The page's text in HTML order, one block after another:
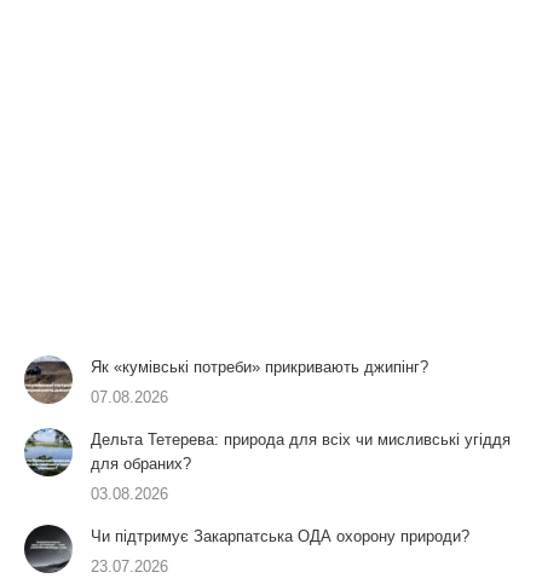
Як «кумівські потреби» прикривають джипінг?
07.08.2026
Дельта Тетерева: природа для всіх чи мисливські угіддя
для обраних?
03.08.2026
Чи підтримує Закарпатська ОДА охорону природи?
23.07.2026